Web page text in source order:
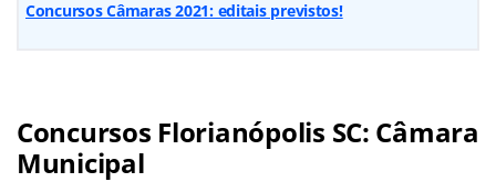
Concursos Câmaras 2021: editais previstos!
Concursos Florianópolis SC: Câmara
Municipal